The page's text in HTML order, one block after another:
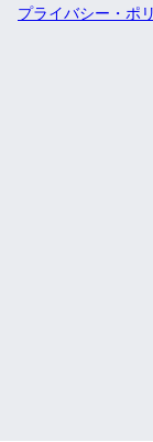
プライバシー・ポ